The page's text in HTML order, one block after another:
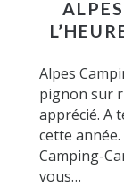
Alpes
pignon sur
apprécié. A
cette
Camping-
vous…